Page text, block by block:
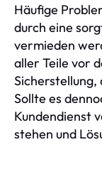
Häufige
durch eine
vermieden
aller Teile vor
Sicherstellung,
Sollte es
Kundendienst
stehen und